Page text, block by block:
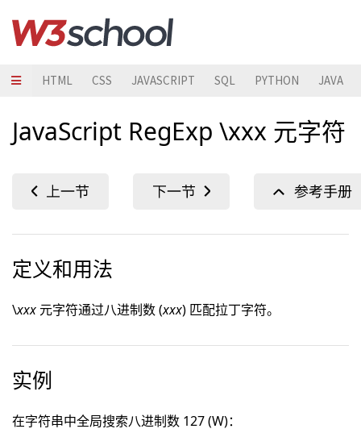
HTML CSS JAVASCRIPT SQL PYTHON JAVA
JavaScript RegExp \xxx 元字符
定义和用法
\xxx 元字符通过八进制数 (xxx) 匹配拉丁字符。
实例
在字符串中全局搜索八进制数 127 (W)：